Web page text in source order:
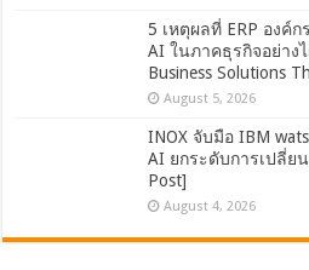
5 เหตุผลที่ ERP องค์
AI ในภาคธุรกิจอย่าง
Business Solutions
August 5, 2026
INOX จับมือ IBM
AI ยกระดับการเปลี่ย
Post]
August 4, 2026